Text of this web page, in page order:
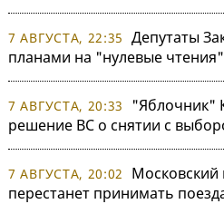
7 АВГУСТА, 22:35 Депутаты
планами на "нулевые чтения"
7 АВГУСТА, 20:33
"Яблочник"
решение ВС о снятии с
7 АВГУСТА, 20:02
Московский
перестанет принимать